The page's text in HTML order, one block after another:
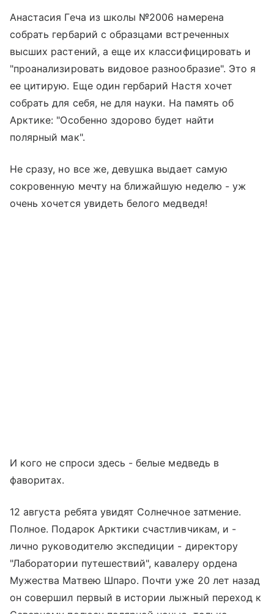
Анастасия Геча из школы №2006 намерена
собрать гербарий с образцами встреченных
высших растений, а еще их классифицировать и
"проанализировать видовое разнообразие". Это я
ее цитирую. Еще один гербарий Настя хочет
собрать для себя, не для науки. На память об
Арктике: "Особенно здорово будет найти
полярный мак".
Не сразу, но все же, девушка выдает самую
сокровенную мечту на ближайшую неделю - уж
очень хочется увидеть белого медведя!
И кого не спроси здесь - белые медведь в
фаворитах.
12 августа ребята увидят Солнечное затмение.
Полное. Подарок Арктики счастливчикам, и -
лично руководителю экспедиции - директору
"Лаборатории путешествий", кавалеру ордена
Мужества Матвею Шпаро. Почти уже 20 лет назад
он совершил первый в истории лыжный переход к